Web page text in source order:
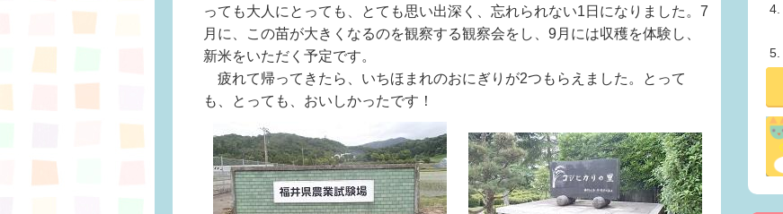
っても大人にとっても、とても思い出深く、忘れられない1日になりました。7
月に、この苗が大きくなるのを観察する観察会をし、9月には収穫を体験し、
新米をいただく予定です。
疲れて帰ってきたら、いちほまれのおにぎりが2つもらえました。とって
も、とっても、おいしかったです！